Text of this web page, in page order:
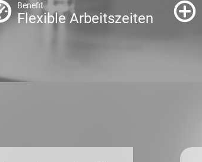
Benefit
Flexible Arbeitszeiten